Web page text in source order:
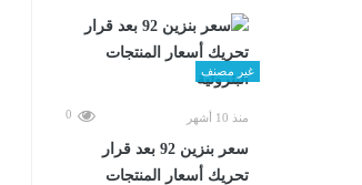
غير مصنف
منذ 10 أشهر 0
سعر بنزين 92 بعد قرار
تحريك أسعار المنتجات